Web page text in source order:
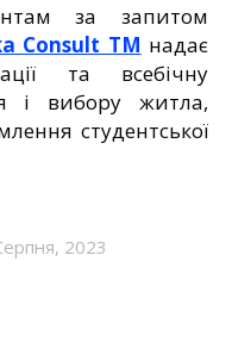
за запитом
Consult TM надає
та всебічну
і вибору житла,
студентської
2023